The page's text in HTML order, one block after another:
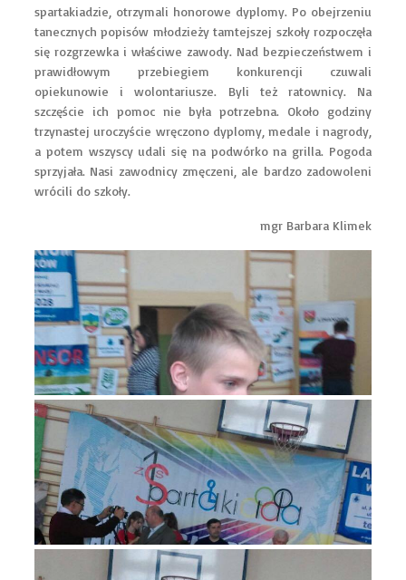
spartakiadzie, otrzymali honorowe dyplomy. Po obejrzeniu
tanecznych popisów młodzieży tamtejszej szkoły rozpoczęła
się rozgrzewka i właściwe zawody. Nad bezpieczeństwem i
prawidłowym przebiegiem konkurencji czuwali
opiekunowie i wolontariusze. Byli też ratownicy. Na
szczęście ich pomoc nie była potrzebna. Około godziny
trzynastej uroczyście wręczono dyplomy, medale i nagrody,
a potem wszyscy udali się na podwórko na grilla. Pogoda
sprzyjała. Nasi zawodnicy zmęczeni, ale bardzo zadowoleni
wrócili do szkoły.
mgr Barbara Klimek